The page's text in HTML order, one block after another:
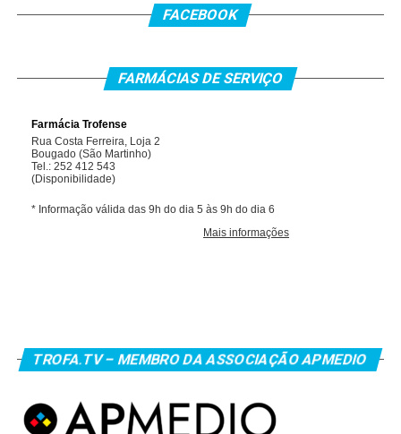
FACEBOOK
FARMÁCIAS DE SERVIÇO
TROFA.TV – MEMBRO DA ASSOCIAÇÃO APMEDIO